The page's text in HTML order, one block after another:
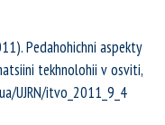
Pedahohichni aspekty
tekhnolohii v osviti,
UJRN/itvo_2011_9_4